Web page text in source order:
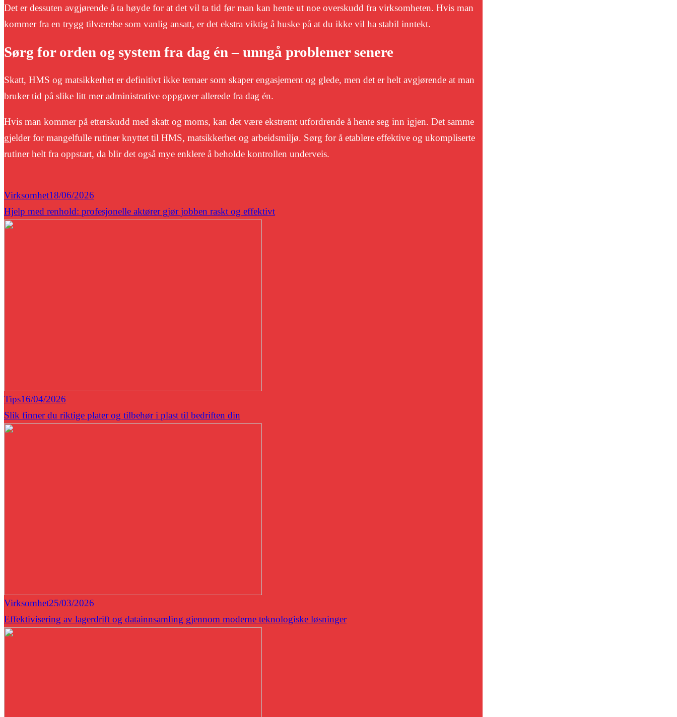
Det er dessuten avgjørende å ta høyde for at det vil ta tid før man kan hente ut noe overskudd fra virksomheten. Hvis man
kommer fra en trygg tilværelse som vanlig ansatt, er det ekstra viktig å huske på at du ikke vil ha stabil inntekt.
Sørg for orden og system fra dag én – unngå problemer senere
Skatt, HMS og matsikkerhet er definitivt ikke temaer som skaper engasjement og glede, men det er helt avgjørende at man
bruker tid på slike litt mer administrative oppgaver allerede fra dag én.
Hvis man kommer på etterskudd med skatt og moms, kan det være ekstremt utfordrende å hente seg inn igjen. Det samme
gjelder for mangelfulle rutiner knyttet til HMS, matsikkerhet og arbeidsmiljø. Sørg for å etablere effektive og ukompliserte
rutiner helt fra oppstart, da blir det også mye enklere å beholde kontrollen underveis.
Virksomhet18/06/2026
Hjelp med renhold: profesjonelle aktører gjør jobben raskt og effektivt
Tips16/04/2026
Slik finner du riktige plater og tilbehør i plast til bedriften din
Virksomhet25/03/2026
Effektivisering av lagerdrift og datainnsamling gjennom moderne teknologiske løsninger